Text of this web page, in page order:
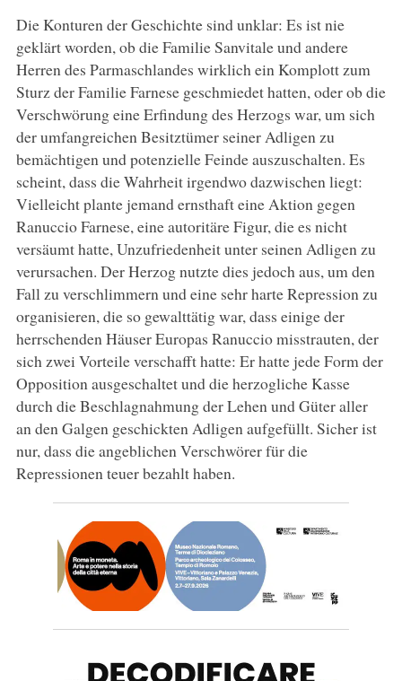
Die Konturen der Geschichte sind unklar: Es ist nie
geklärt worden, ob die Familie Sanvitale und andere
Herren des Parmaschlandes wirklich ein Komplott zum
Sturz der Familie Farnese geschmiedet hatten, oder ob die
Verschwörung eine Erfindung des Herzogs war, um sich
der umfangreichen Besitztümer seiner Adligen zu
bemächtigen und potenzielle Feinde auszuschalten. Es
scheint, dass die Wahrheit irgendwo dazwischen liegt:
Vielleicht plante jemand ernsthaft eine Aktion gegen
Ranuccio Farnese, eine autoritäre Figur, die es nicht
versäumt hatte, Unzufriedenheit unter seinen Adligen zu
verursachen. Der Herzog nutzte dies jedoch aus, um den
Fall zu verschlimmern und eine sehr harte Repression zu
organisieren, die so gewalttätig war, dass einige der
herrschenden Häuser Europas Ranuccio misstrauten, der
sich zwei Vorteile verschafft hatte: Er hatte jede Form der
Opposition ausgeschaltet und die herzogliche Kasse
durch die Beschlagnahmung der Lehen und Güter aller
an den Galgen geschickten Adligen aufgefüllt. Sicher ist
nur, dass die angeblichen Verschwörer für die
Repressionen teuer bezahlt haben.